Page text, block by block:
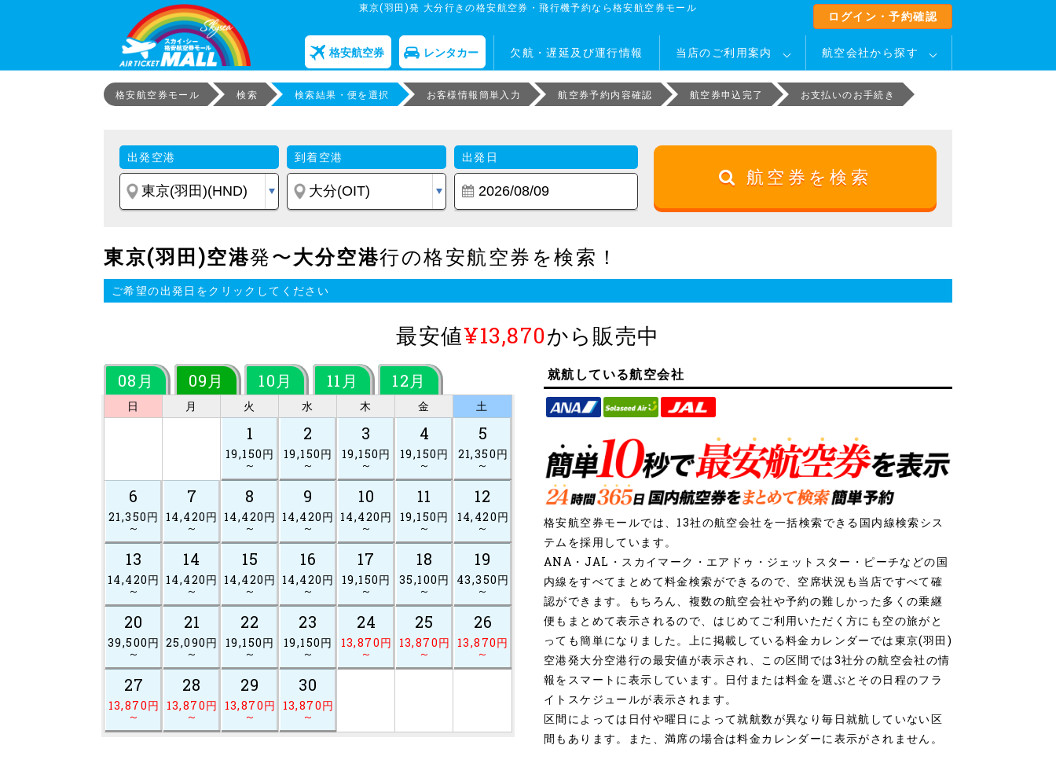
東京(羽田)発 大分行きの格安航空券・飛行機予約なら格安航空券モール
ログイン・予約確認
格安航空券 レンタカー 欠航・遅延及び運行情報 当店のご利用案内 航空会社から探す
格安航空券モール 検索 検索結果・便を選択 お客様情報簡単入力 航空券予約内容確認 航空券申込完了 お支払いのお手続き
出発空港 到着空港 出発日
航空券を検索
東京(羽田)空港発〜大分空港行の格安航空券を検索！
ご希望の出発日をクリックしてください
最安値¥13,870から販売中
08月 09月 10月 11月 12月
日 月 火 水 木 金 土
1
19,150円
～
2
19,150円
～
3
19,150円
～
4
19,150円
～
5
21,350円
～
6
21,350円
～
7
14,420円
～
8
14,420円
～
9
14,420円
～
10
14,420円
～
11
19,150円
～
12
14,420円
～
13
14,420円
～
14
14,420円
～
15
14,420円
～
16
14,420円
～
17
19,150円
～
18
35,100円
～
19
43,350円
～
20
39,500円
～
21
25,090円
～
22
19,150円
～
23
19,150円
～
24
13,870円
～
25
13,870円
～
26
13,870円
～
27
13,870円
～
28
13,870円
～
29
13,870円
～
30
13,870円
～
就航している航空会社
格安航空券モールでは、13社の航空会社を一括検索できる国内線検索シス
テムを採用しています。
ANA・JAL・スカイマーク・エアドゥ・ジェットスター・ピーチなどの国
内線をすべてまとめて料金検索ができるので、空席状況も当店ですべて確
認ができます。もちろん、複数の航空会社や予約の難しかった多くの乗継
便もまとめて表示されるので、はじめてご利用いただく方にも空の旅がと
っても簡単になりました。上に掲載している料金カレンダーでは東京(羽田)
空港発大分空港行の最安値が表示され、この区間では3社分の航空会社の情
報をスマートに表示しています。日付または料金を選ぶとその日程のフラ
イトスケジュールが表示されます。
区間によっては日付や曜日によって就航数が異なり毎日就航していない区
間もあります。また、満席の場合は料金カレンダーに表示がされません。